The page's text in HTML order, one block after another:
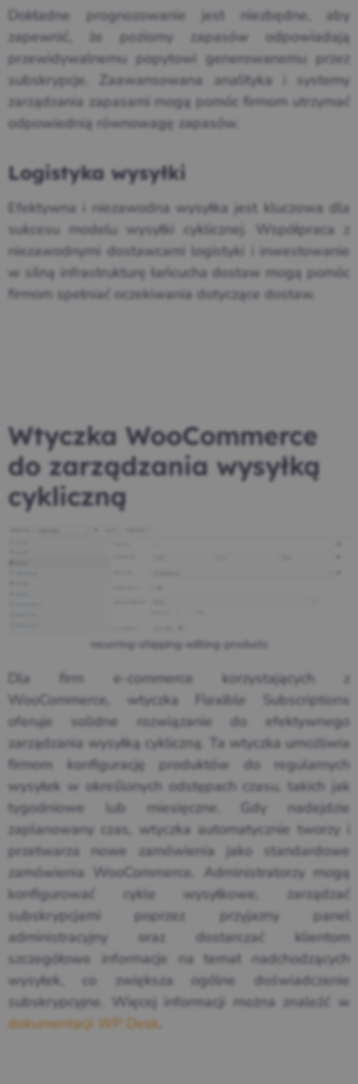
Dokładne prognozowanie jest niezbędne, aby
zapewnić, że poziomy zapasów odpowiadają
przewidywalnemu popytowi generowanemu przez
subskrypcje. Zaawansowana analityka i systemy
zarządzania zapasami mogą pomóc firmom utrzymać
odpowiednią równowagę zapasów.
Logistyka wysyłki
Efektywna i niezawodna wysyłka jest kluczowa dla
sukcesu modelu wysyłki cyklicznej. Współpraca z
niezawodnymi dostawcami logistyki i inwestowanie
w silną infrastrukturę łańcucha dostaw mogą pomóc
firmom spełniać oczekiwania dotyczące dostaw.
Wtyczka WooCommerce
do zarządzania wysyłką
cykliczną
recurring-shipping-editing-products
Dla firm e-commerce korzystających z
WooCommerce, wtyczka Flexible Subscriptions
oferuje solidne rozwiązanie do efektywnego
zarządzania wysyłką cykliczną. Ta wtyczka umożliwia
firmom konfigurację produktów do regularnych
wysyłek w określonych odstępach czasu, takich jak
tygodniowe lub miesięczne. Gdy nadejdzie
zaplanowany czas, wtyczka automatycznie tworzy i
przetwarza nowe zamówienia jako standardowe
zamówienia WooCommerce. Administratorzy mogą
konfigurować cykle wysyłkowe, zarządzać
subskrypcjami poprzez przyjazny panel
administracyjny oraz dostarczać klientom
szczegółowe informacje na temat nadchodzących
wysyłek, co zwiększa ogólne doświadczenie
subskrypcyjne. Więcej informacji można znaleźć w
dokumentacji WP Desk